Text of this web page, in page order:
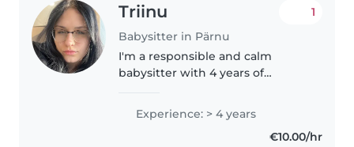
Triinu
Babysitter in Pärnu
1
I'm a responsible and calm
babysitter with 4 years of
toddlers, and preschoolers. I
speak English and Estonian and
love engaging children with
Experience: > 4 years
€10.00/hr